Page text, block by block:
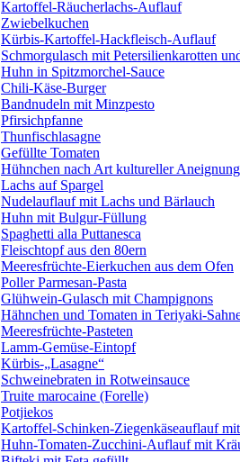
Kartoffel-Räucherlachs-Auflauf
Zwiebelkuchen
Kürbis-Kartoffel-Hackfleisch-Auflauf
Schmorgulasch mit Petersilienkarotten
Huhn in Spitzmorchel-Sauce
Chili-Käse-Burger
Bandnudeln mit Minzpesto
Pfirsichpfanne
Thunfischlasagne
Gefüllte Tomaten
Hühnchen nach Art kultureller Aneignung
Lachs auf Spargel
Nudelauflauf mit Lachs und Bärlauch
Huhn mit Bulgur-Füllung
Spaghetti alla Puttanesca
Fleischtopf aus den 80ern
Meeresfrüchte-Eierkuchen aus dem Ofen
Poller Parmesan-Pasta
Glühwein-Gulasch mit Champignons
Hähnchen und Tomaten in Teriyaki-
Meeresfrüchte-Pasteten
Lamm-Gemüse-Eintopf
Kürbis-„Lasagne“
Schweinebraten in Rotweinsauce
Truite marocaine (Forelle)
Potjiekos
Kartoffel-Schinken-Ziegenkäseauflauf
Huhn-Tomaten-Zucchini-Auflauf mit